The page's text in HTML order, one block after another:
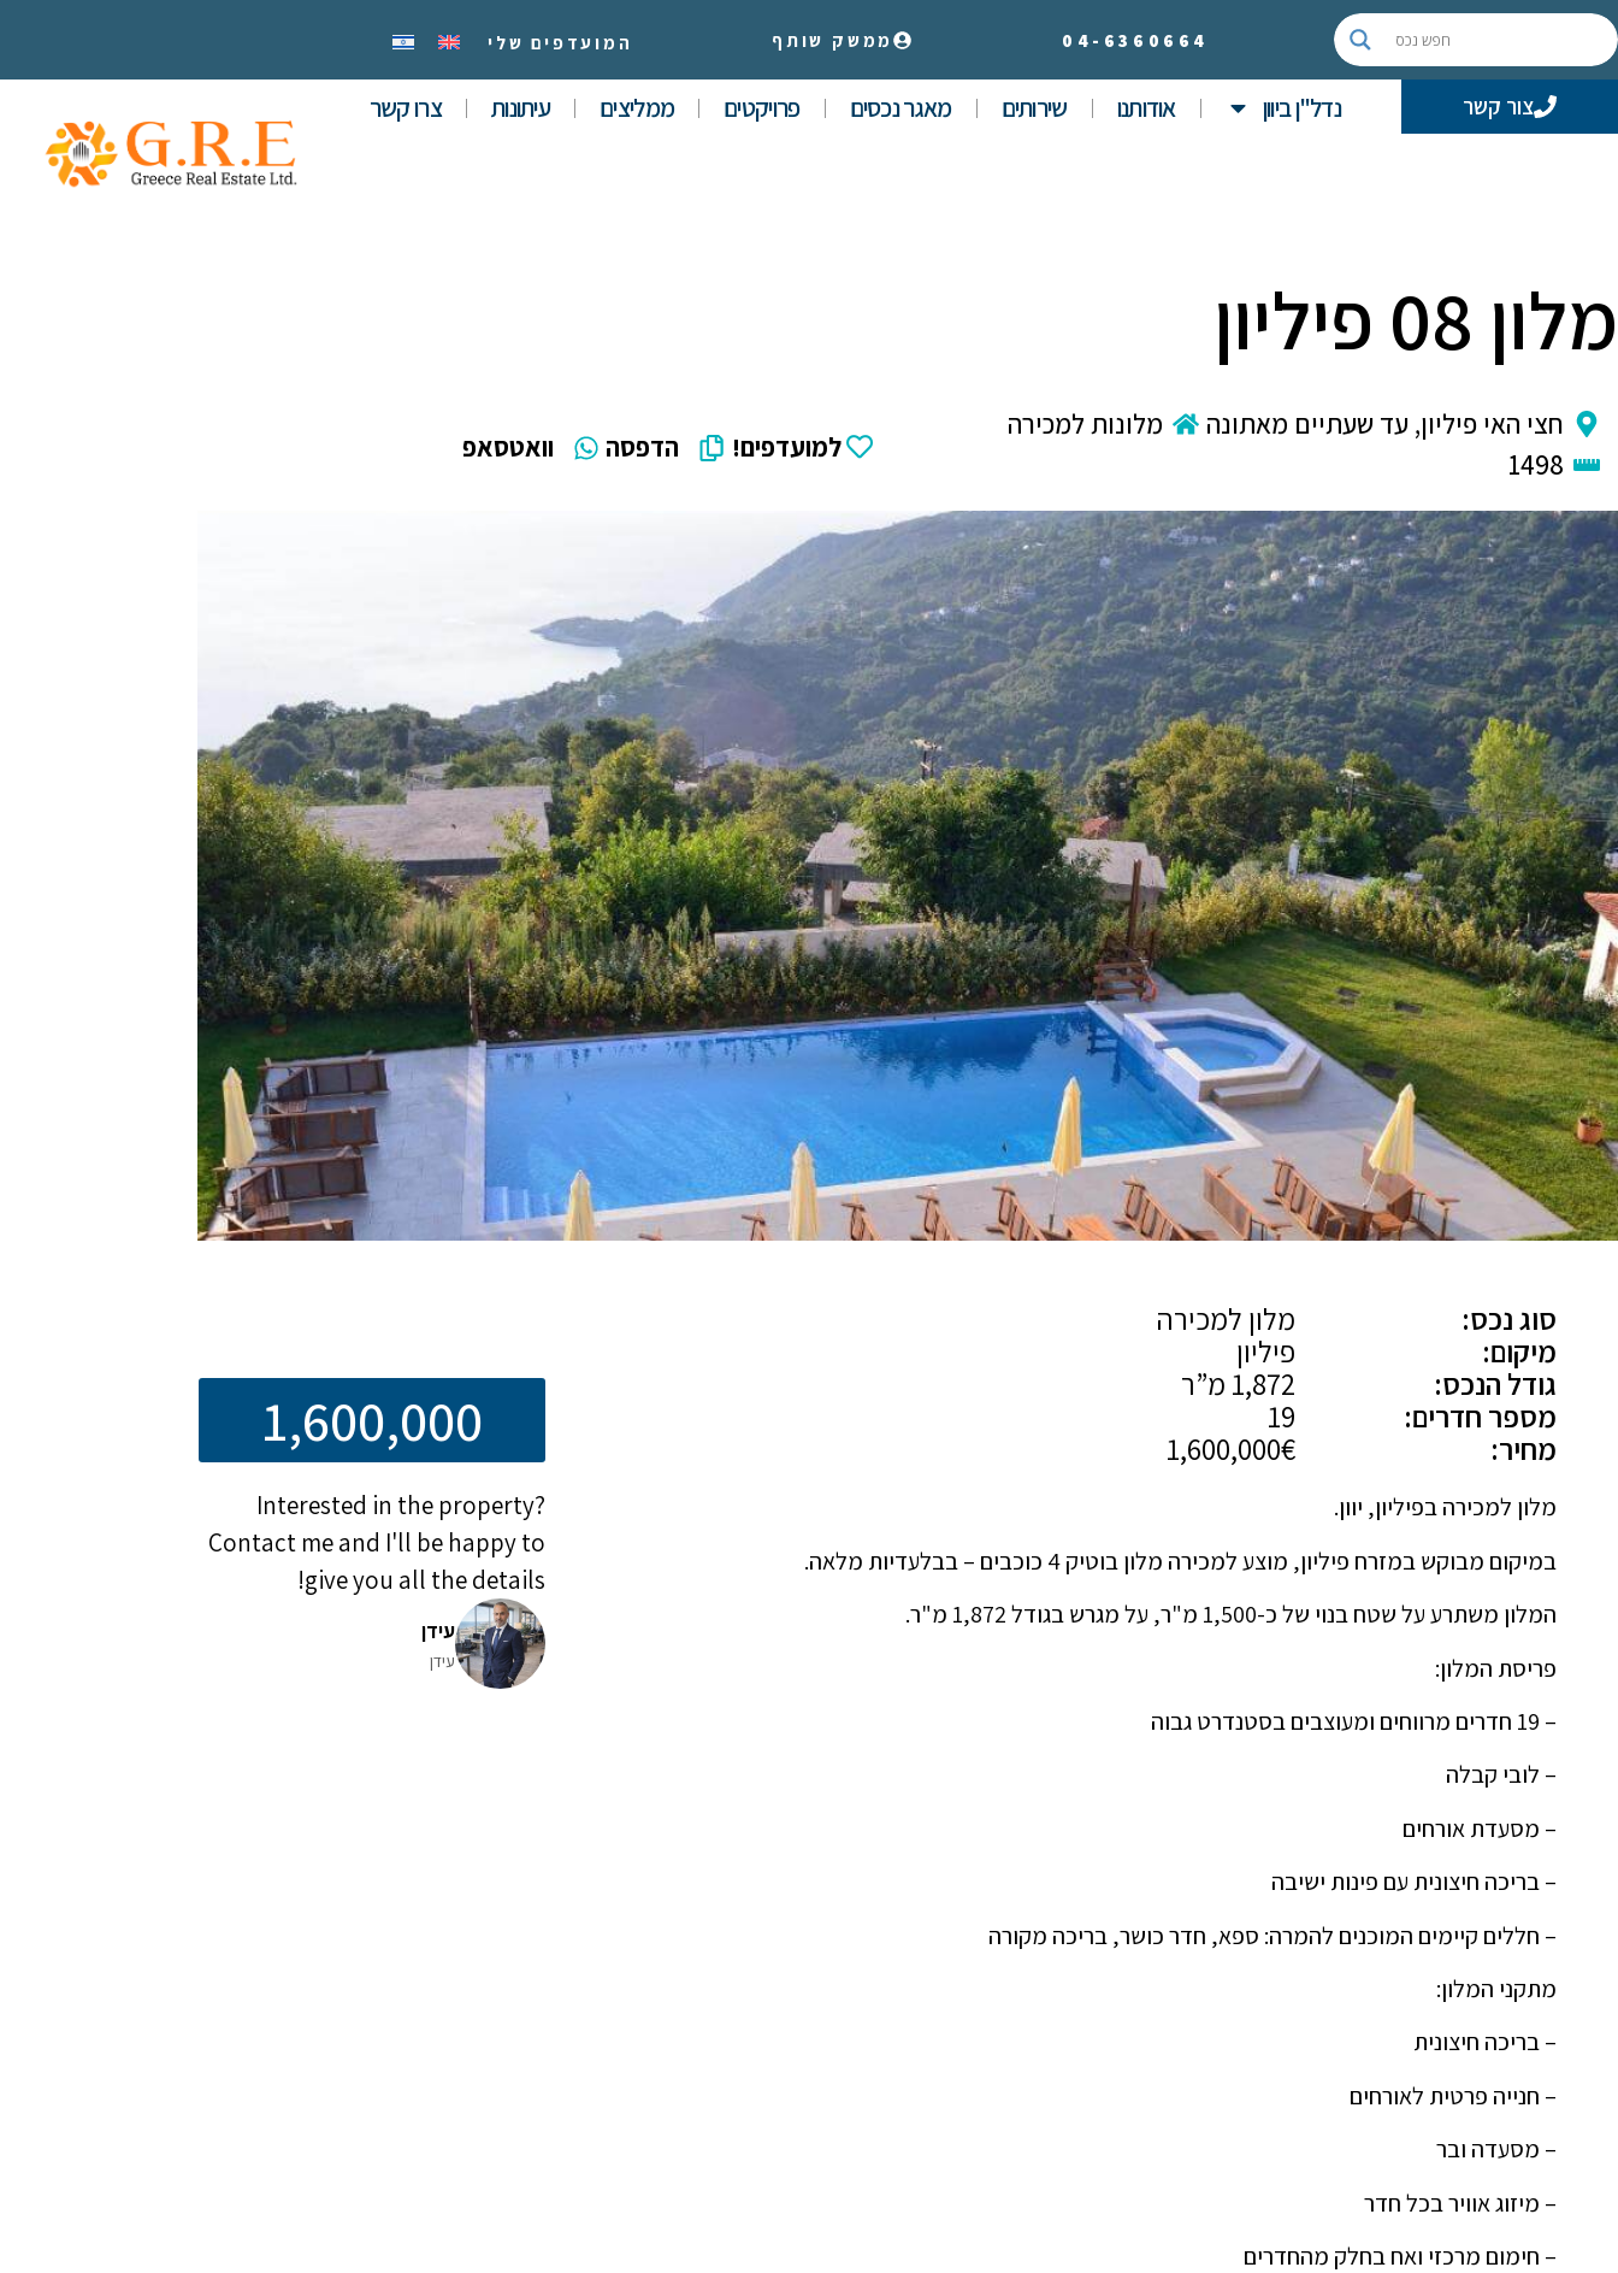
04- 6360664 ממשק שותף המועדפים שלי
צור קשר נדל"ן ביוון אודותנו שירותים מאגר נכסים פרויקטים ממליצים עיתונות צרו קשר
מלון 08 פיליון
חצי האי פיליון, עד שעתיים מאתונה
מלונות למכירה
1498
למועדפים! הדפסה וואטסאפ
סוג נכס:
מלון למכירה
מיקום:
פיליון
גודל הנכס:
מספר חדרים:
מחיר:
1,600,000€
מלון למכירה בפיליון, יוון.
במיקום מבוקש במזרח פיליון, מוצע למכירה מלון בוטיק 4 כוכבים – בבלעדיות מלאה.
המלון משתרע על שטח בנוי של כ-1,500 מ"ר, על מגרש בגודל 1,872 מ"ר.
פריסת המלון:
– 19 חדרים מרווחים ומעוצבים בסטנדרט גבוה
– לובי קבלה
– מסעדת אורחים
– בריכה חיצונית עם פינות ישיבה
– חללים קיימים המוכנים להמרה: ספא, חדר כושר, בריכה מקורה
מתקני המלון:
– בריכה חיצונית
– חנייה פרטית לאורחים
– מסעדה ובר
– מיזוג אוויר בכל חדר
– חימום מרכזי ואח בחלק מהחדרים
1,600,000
Interested in the property?
Contact me and I'll be happy to
give you all the details!
עידן
עידן